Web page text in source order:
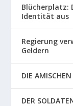
Blücherplatz:
Identität aus
Regierung
Geldern
DIE
DER